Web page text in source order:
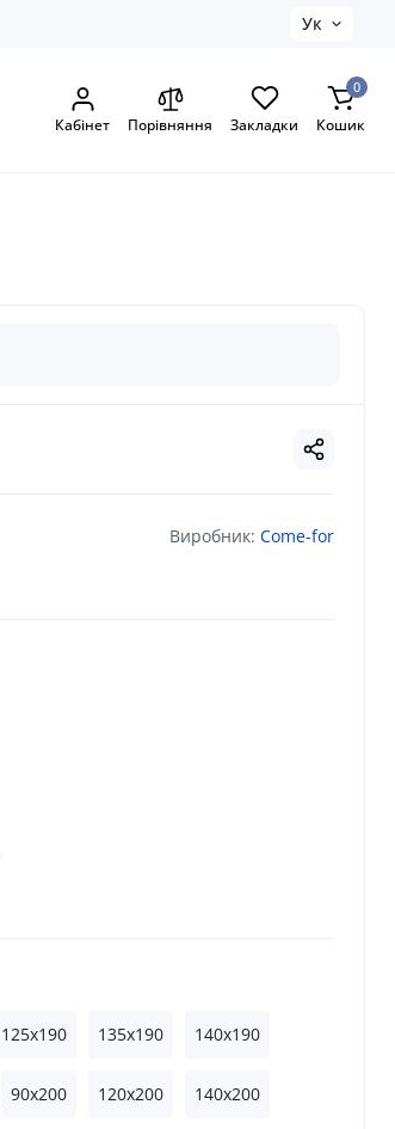
Ук
Кабінет Порівняння Закладки
0
Кошик
Виробник: Come-for
125x190 135x190 140x190
90x200 120x200 140x200